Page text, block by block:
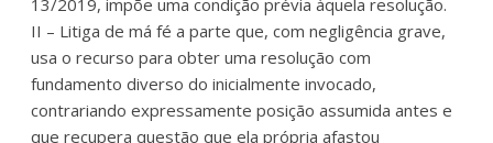
II – Litiga de má fé a parte que, com negligência grave,
usa o recurso para obter uma resolução com
fundamento diverso do inicialmente invocado,
contrariando expressamente posição assumida antes e
que recupera questão que ela própria afastou